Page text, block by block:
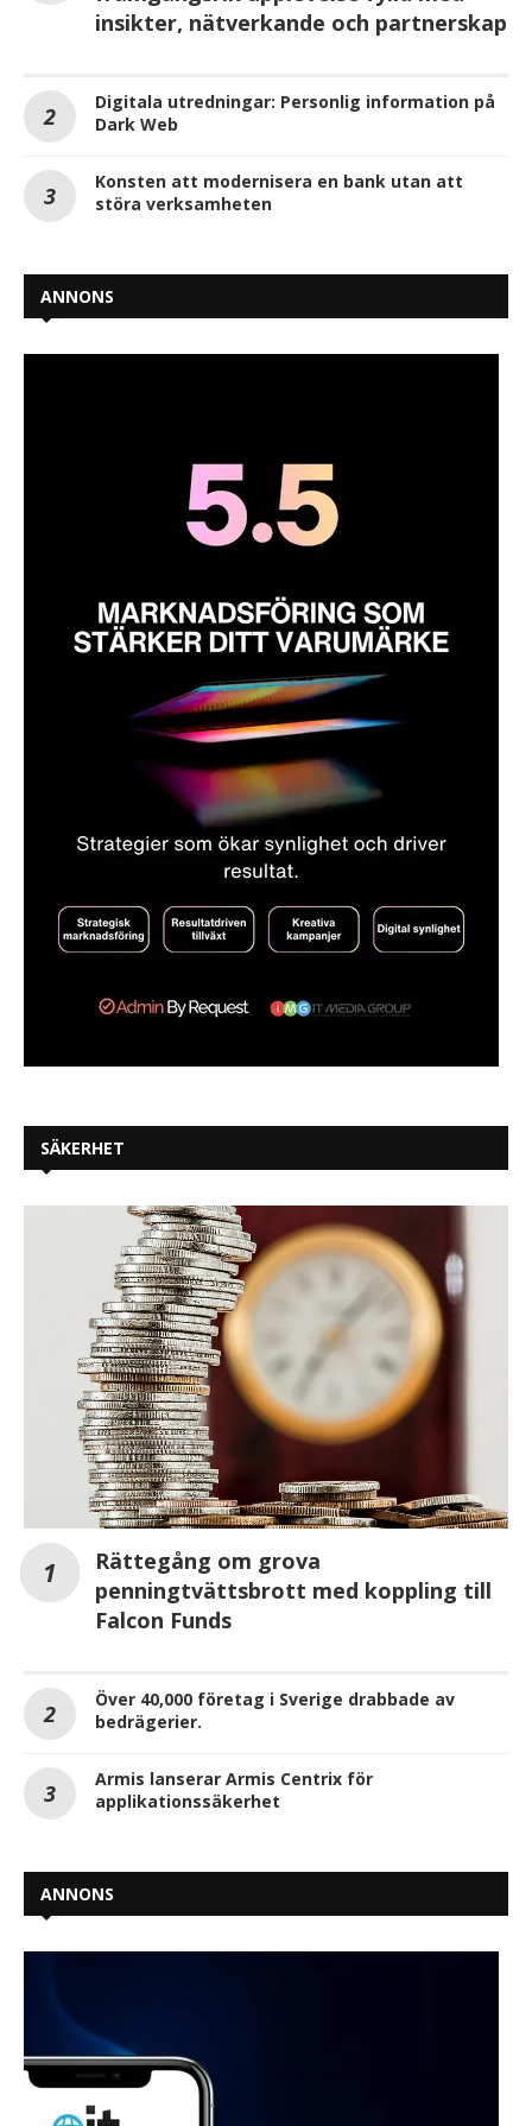
insikter, nätverkande och partnerskap
Digitala utredningar: Personlig information på
Dark Web
Konsten att modernisera en bank utan att
störa verksamheten
ANNONS
SÄKERHET
Rättegång om grova
penningtvättsbrott med koppling till
Falcon Funds
Över 40,000 företag i Sverige drabbade av
bedrägerier.
Armis lanserar Armis Centrix för
applikationssäkerhet
ANNONS